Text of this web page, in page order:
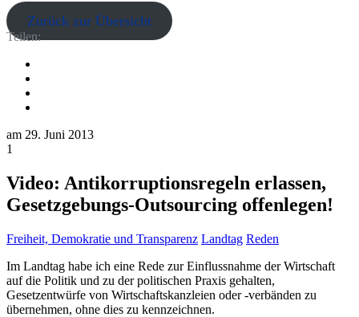
Zurück zur Übersicht
Teilen:
am 29. Juni 2013
1
Video: Antikorruptionsregeln erlassen,
Gesetzgebungs-Outsourcing offenlegen!
Freiheit, Demokratie und Transparenz Landtag Reden
Im Landtag habe ich eine Rede zur Einflussnahme der Wirtschaft
auf die Politik und zu der politischen Praxis gehalten,
Gesetzentwürfe von Wirtschaftskanzleien oder -verbänden zu
übernehmen, ohne dies zu kennzeichnen.